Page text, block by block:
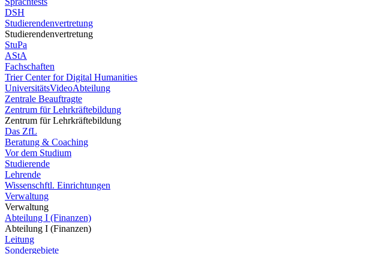
DSH
Studierendenvertretung
Studierendenvertretung
StuPa
AStA
Fachschaften
Trier Center for Digital Humanities
UniversitätsVideoAbteilung
Zentrale Beauftragte
Zentrum für Lehrkräftebildung
Zentrum für Lehrkräftebildung
Das ZfL
Beratung & Coaching
Vor dem Studium
Studierende
Lehrende
Wissenschftl. Einrichtungen
Verwaltung
Verwaltung
Abteilung I (Finanzen)
Abteilung I (Finanzen)
Leitung
Sondergebiete